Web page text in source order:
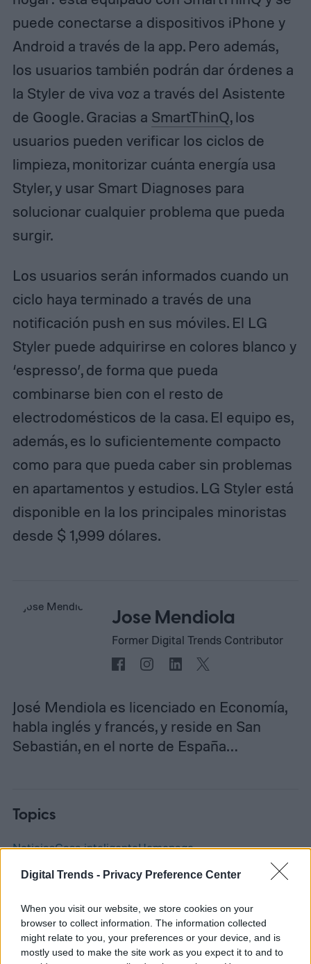
Digital Trends - Privacy Preference Center
When you visit our website, we store cookies on your
browser to collect information. The information collected
might relate to you, your preferences or your device, and is
mostly used to make the site work as you expect it to and to
puede conectarse a dispositivos iPhone y
Android a través de la app. Pero además,
los usuarios también podrán dar órdenes a
la Styler de viva voz a través del Asistente
de Google. Gracias a SmartThinQ, los
usuarios pueden verificar los ciclos de
limpieza, monitorizar cuánta energía usa
Styler, y usar Smart Diagnoses para
solucionar cualquier problema que pueda
surgir.
Los usuarios serán informados cuando un
ciclo haya terminado a través de una
notificación push en sus móviles. El LG
Styler puede adquirirse en colores blanco y
‘espresso’, de forma que pueda
combinarse bien con el resto de
electrodomésticos de la casa. El equipo es,
además, es lo suficientemente compacto
como para que pueda caber sin problemas
en apartamentos y estudios. LG Styler está
disponible en la los principales minoristas
desde $ 1,999 dólares.
Jose Mendiola
Former Digital Trends Contributor
José Mendiola es licenciado en Economía,
habla inglés y francés, y reside en San
Sebastián, en el norte de España…
Topics
NoticiasCasa inteligenteHomepage
CASA INTELIGENTE